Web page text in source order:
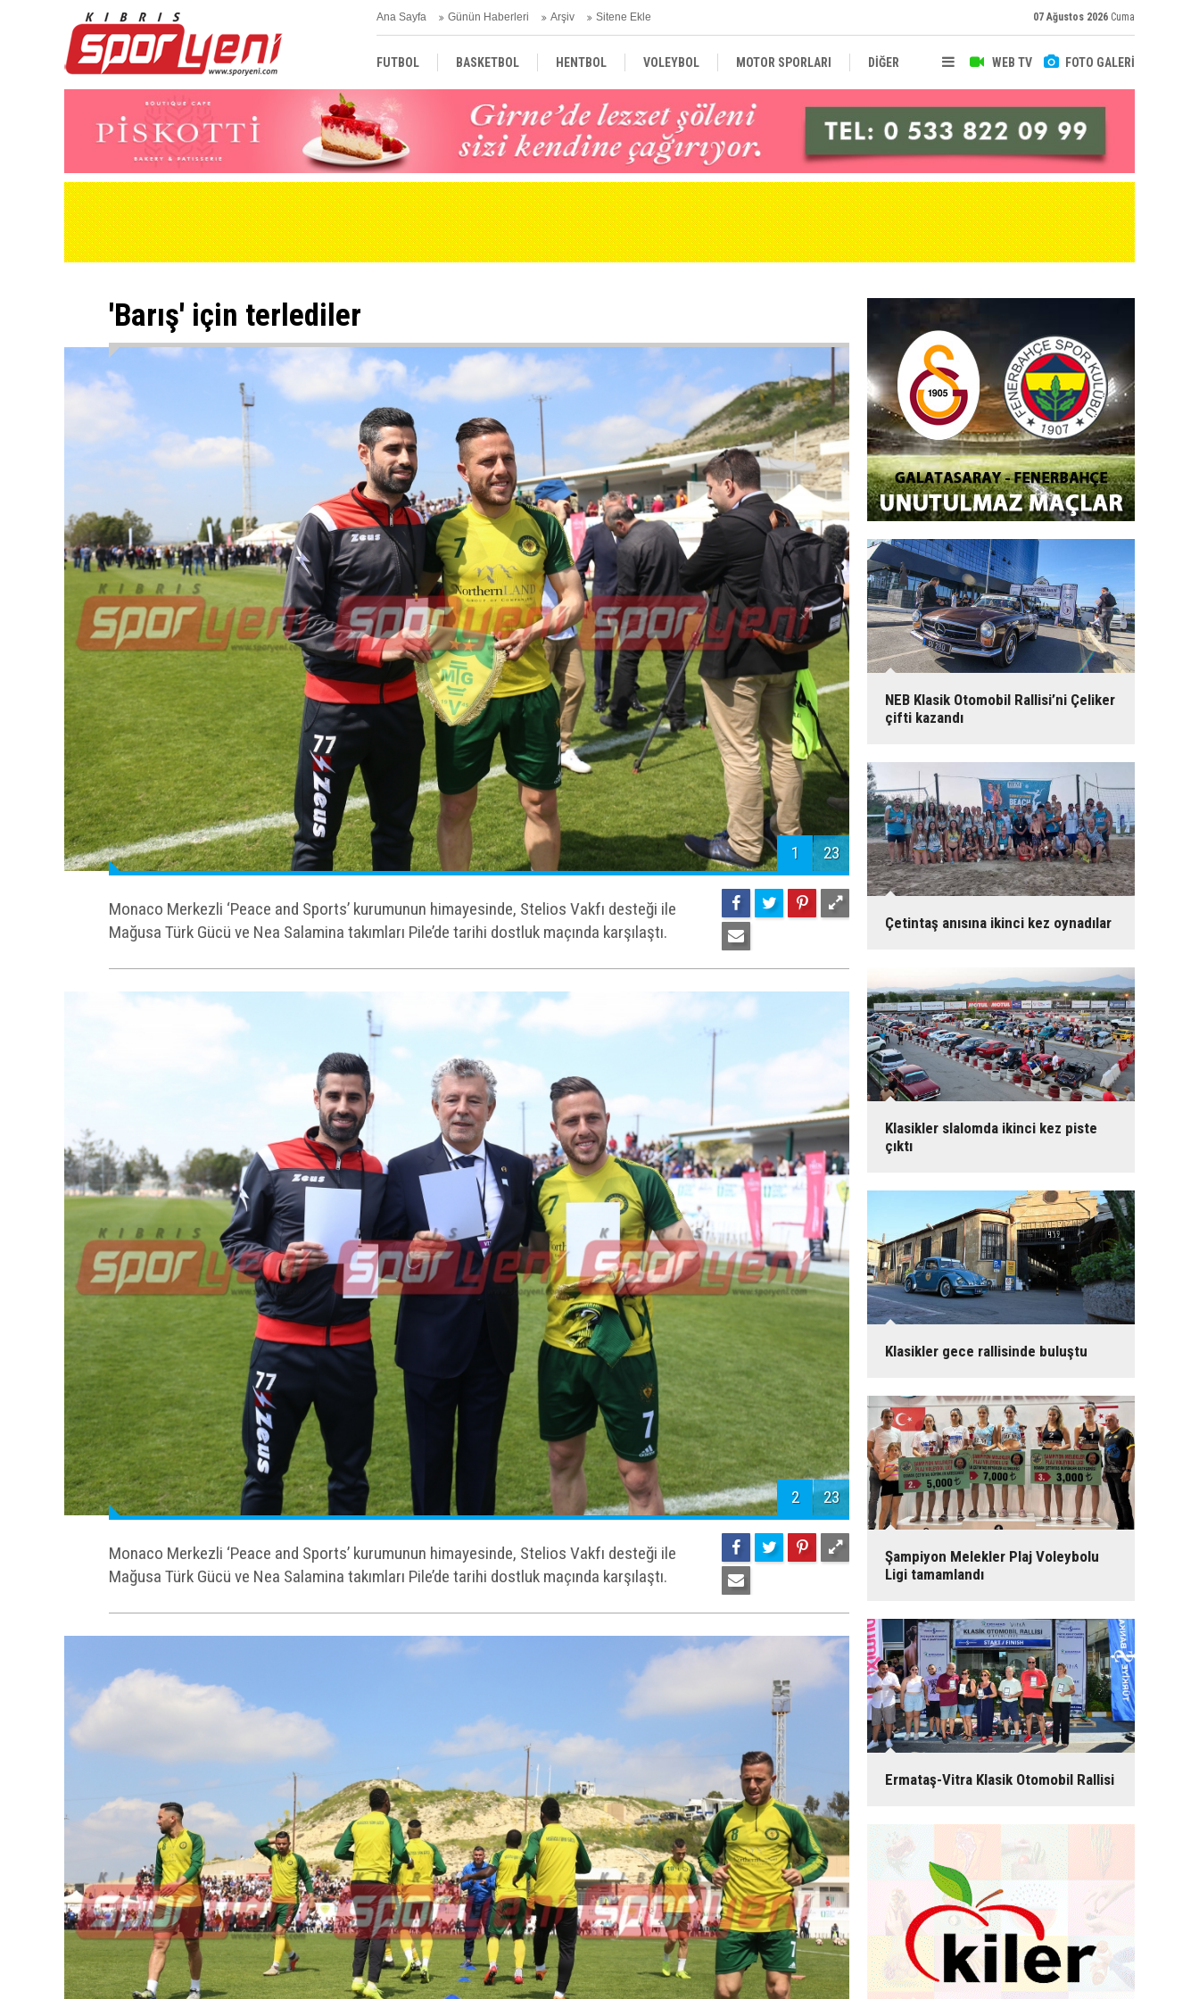
Ana Sayfa Günün Haberleri Arşiv Sitene Ekle 07 Ağustos 2026 Cuma
WEB TV FOTO GALERİ
FUTBOL BASKETBOL HENTBOL VOLEYBOL MOTOR SPORLARI DİĞER
GAZETELER DÜNYA
'Barış' için terlediler
1 23
Monaco Merkezli ‘Peace and Sports’ kurumunun himayesinde, Stelios Vakfı desteği ile
Mağusa Türk Gücü ve Nea Salamina takımları Pile’de tarihi dostluk maçında karşılaştı.
2 23
Monaco Merkezli ‘Peace and Sports’ kurumunun himayesinde, Stelios Vakfı desteği ile
Mağusa Türk Gücü ve Nea Salamina takımları Pile’de tarihi dostluk maçında karşılaştı.
NEB Klasik Otomobil Rallisi’ni Çeliker
çifti kazandı
Çetintaş anısına ikinci kez oynadılar
Klasikler slalomda ikinci kez piste
çıktı
Klasikler gece rallisinde buluştu
Şampiyon Melekler Plaj Voleybolu
Ligi tamamlandı
Ermataş-Vitra Klasik Otomobil Rallisi